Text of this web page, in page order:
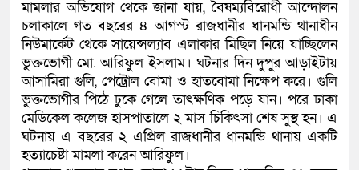
মামলার অভিযোগ থেকে জানা যায়, বৈষম্যবিরোধী আন্দোলন
চলাকালে গত বছরের ৪ আগস্ট রাজধানীর ধানমন্ডি থানাধীন
নিউমার্কেট থেকে সায়েন্সল্যাব এলাকার মিছিল নিয়ে যাচ্ছিলেন
ভুক্তভোগী মো. আরিফুল ইসলাম। ঘটনার দিন দুপুর আড়াইটায়
আসামিরা গুলি, পেট্রোল বোমা ও হাতবোমা নিক্ষেপ করে। গুলি
ভুক্তভোগীর পিঠে ঢুকে গেলে তাৎক্ষণিক পড়ে যান। পরে ঢাকা
মেডিকেল কলেজ হাসপাতালে ২ মাস চিকিৎসা শেষ সুস্থ হন। এ
ঘটনায় এ বছরের ২ এপ্রিল রাজধানীর ধানমন্ডি থানায় একটি
হত্যাচেষ্টা মামলা করেন আরিফুল।